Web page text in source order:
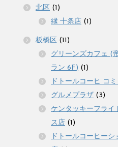
北区 (1)
縁 十条店 (1)
板橋区 (11)
グリーンズカフェ (
ラン 6F) (1)
ドトールコーヒ コ
グルメプラザ (3)
ケンタッキーフライ
ス店 (1)
ドトールコーヒー